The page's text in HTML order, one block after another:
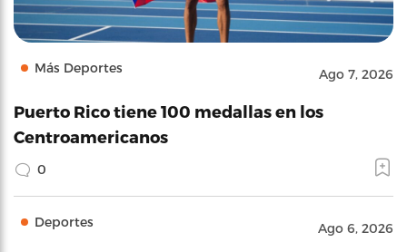
Más Deportes Ago 7, 2026
Puerto Rico tiene 100 medallas en los
Centroamericanos
0
Deportes Ago 6, 2026